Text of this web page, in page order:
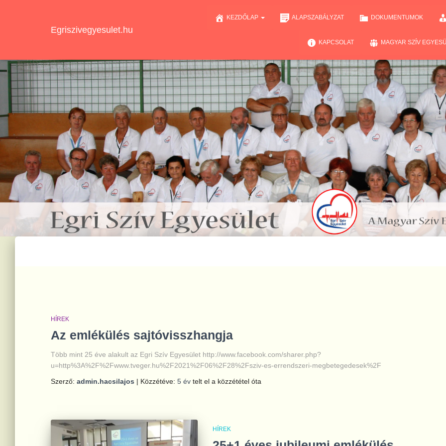
Egriszivegyesulet.hu
KEZDŐLAP ALAPSZABÁLYZAT DOKUMENTUMOK
KAPCSOLAT MAGYAR SZÍV
HÍREK
Az emlékülés sajtóvisszhangja
Több mint 25 éve alakult az Egri Szív Egyesület http://www.facebook.com/sharer.php?
u=http%3A%2F%2Fwww.tveger.hu%2F2021%2F06%2F28%2Fsziv-es-errendszeri-megbetegedesek%2F
Szerző: admin.hacsilajos | Közzétéve: 5 év telt el a közzététel óta
HÍREK